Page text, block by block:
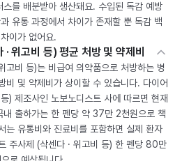
스를 배분받아 생산돼요. 수입된 독감 예방
유통 과정에서 차이가 존재할 뿐 독감 백
이가 없어요.
위고비 등) 평균 처방 및 약제비
고비 등)는 비급여 의약품으로 처방하는 병
비 및 약제비가 상이할 수 있습니다. 다이어
) 제조사인 노보노디스트 사에 따르면 현재
내 출하가는 한 펜당 약 37만 2천원으로 책
는 유통비와 진료비를 포함하면 실제 환자
주사제 (삭센다 · 위고비 등) 한 펜당 80만